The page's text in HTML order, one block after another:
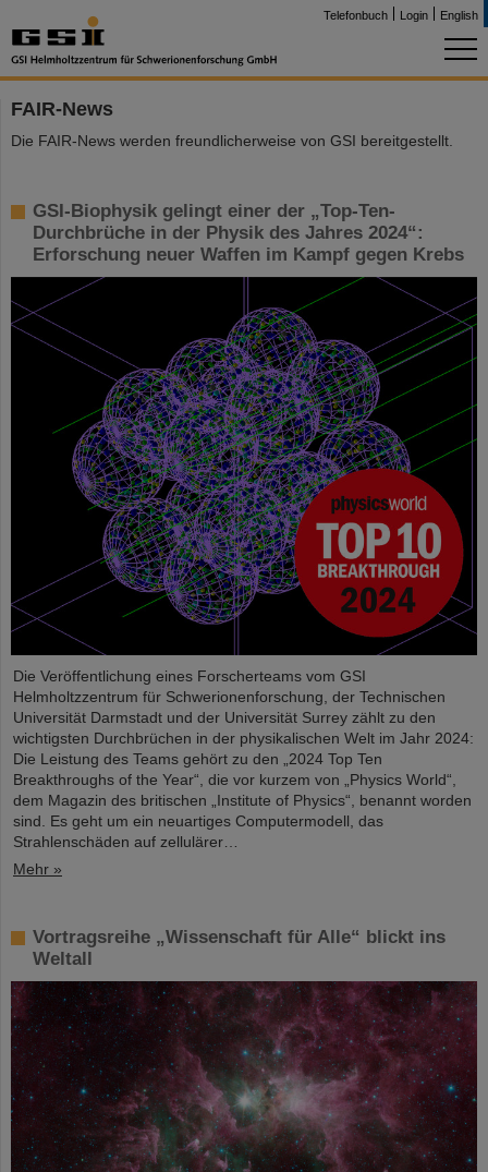
Telefonbuch Login English
FAIR-News
Die FAIR-News werden freundlicherweise von GSI bereitgestellt.
GSI-Biophysik gelingt einer der „Top-Ten-
Durchbrüche in der Physik des Jahres 2024“:
Erforschung neuer Waffen im Kampf gegen Krebs
Die Veröffentlichung eines Forscherteams vom GSI
Helmholtzzentrum für Schwerionenforschung, der Technischen
Universität Darmstadt und der Universität Surrey zählt zu den
wichtigsten Durchbrüchen in der physikalischen Welt im Jahr 2024:
Die Leistung des Teams gehört zu den „2024 Top Ten
Breakthroughs of the Year“, die vor kurzem von „Physics World“,
dem Magazin des britischen „Institute of Physics“, benannt worden
sind. Es geht um ein neuartiges Computermodell, das
Strahlenschäden auf zellulärer…
Mehr »
Vortragsreihe „Wissenschaft für Alle“ blickt ins
Weltall